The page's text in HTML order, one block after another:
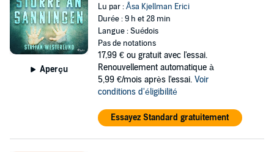
Aperçu
Lu par :Åsa Kjellman Erici
Durée : 9 h et 28 min
Langue : Suédois
Pas de notations
17,99 € ou gratuit avec l'essai.
Renouvellement automatique à
5,99 €/mois après l'essai. Voir
conditions d'éligibilité
Essayez Standard gratuitement